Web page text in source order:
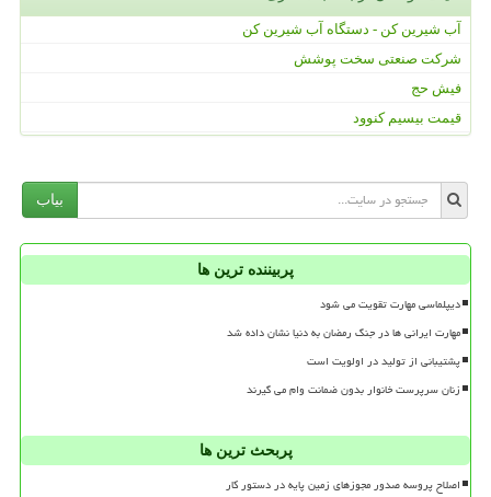
آب شیرین کن - دستگاه آب شیرین کن
شرکت صنعتی سخت پوشش
فیش حج
قیمت بیسیم کنوود
بیاب
پربیننده ترین ها
دیپلماسی مهارت تقویت می شود
مهارت ایرانی ها در جنگ رمضان به دنیا نشان داده شد
پشتیبانی از تولید در اولویت است
زنان سرپرست خانوار بدون ضمانت وام می گیرند
پربحث ترین ها
اصلاح پروسه صدور مجوزهای زمین پایه در دستور کار